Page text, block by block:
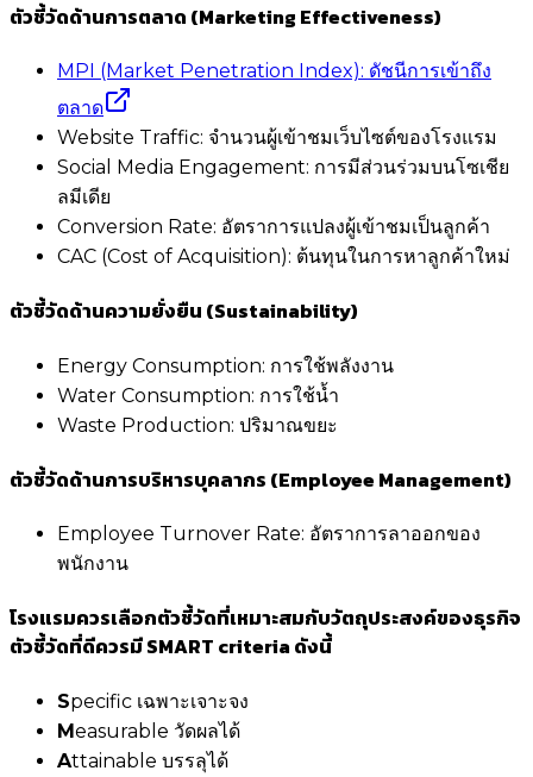
ตัวชี้วัดด้านการตลาด (Marketing Effectiveness)
MPI (Market Penetration Index): ดัชนีการเข้าถึง
ตลาด
Website Traffic: จำนวนผู้เข้าชมเว็บไซต์ของโรงแรม
Social Media Engagement: การมีส่วนร่วมบนโซเชีย
ลมีเดีย
Conversion Rate: อัตราการแปลงผู้เข้าชมเป็นลูกค้า
CAC (Cost of Acquisition): ต้นทุนในการหาลูกค้าใหม่
ตัวชี้วัดด้านความยั่งยืน (Sustainability)
Energy Consumption: การใช้พลังงาน
Water Consumption: การใช้น้ำ
Waste Production: ปริมาณขยะ
ตัวชี้วัดด้านการบริหารบุคลากร (Employee Management)
Employee Turnover Rate: อัตราการลาออกของ
พนักงาน
โรงแรมควรเลือกตัวชี้วัดที่เหมาะสมกับวัตถุประสงค์ของธุรกิจ
ตัวชี้วัดที่ดีควรมี SMART criteria ดังนี้
Specific เฉพาะเจาะจง
Measurable วัดผลได้
Attainable บรรลุได้